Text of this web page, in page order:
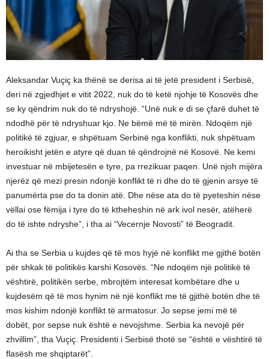
Aleksandar Vuçiç ka thënë se derisa ai të jetë president i Serbisë,
deri në zgjedhjet e vitit 2022, nuk do të ketë njohje të Kosovës dhe
se ky qëndrim nuk do të ndryshojë. “Unë nuk e di se çfarë duhet të
ndodhë për të ndryshuar kjo. Ne bëmë më të mirën. Ndoqëm një
politikë të zgjuar, e shpëtuam Serbinë nga konflikti, nuk shpëtuam
heroikisht jetën e atyre që duan të qëndrojnë në Kosovë. Ne kemi
investuar në mbijetesën e tyre, pa rrezikuar paqen. Unë njoh mijëra
njerëz që mezi presin ndonjë konflikt të ri dhe do të gjenin arsye të
panumërta pse do ta donin atë. Dhe nëse ata do të pyeteshin nëse
vëllai ose fëmija i tyre do të ktheheshin në ark ivol nesër, atëherë
do të ishte ndryshe”, i tha ai “Vecernje Novosti” të Beogradit.
Ai tha se Serbia u kujdes që të mos hyjë në konflikt me gjithë botën
për shkak të politikës karshi Kosovës. “Ne ndoqëm një politikë të
vështirë, politikën serbe, mbrojtëm interesat kombëtare dhe u
kujdesëm që të mos hynim në një konflikt me të gjithë botën dhe të
mos kishim ndonjë konflikt të armatosur. Jo sepse jemi më të
dobët, por sepse nuk është e nevojshme. Serbia ka nevojë për
zhvillim”, tha Vuçiç. Presidenti i Serbisë thotë se “është e vështirë të
flasësh me shqiptarët”.